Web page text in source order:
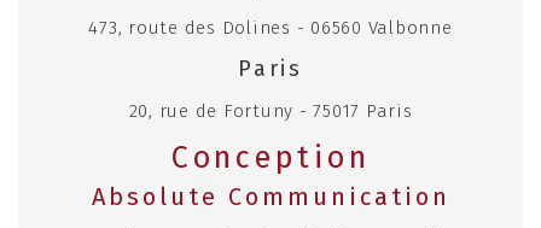
473, route des Dolines - 06560 Valbonne
Paris
20, rue de Fortuny - 75017 Paris
Conception
Absolute Communication